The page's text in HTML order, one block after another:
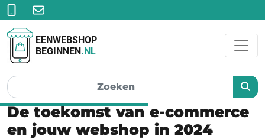
EENWEBSHOP
BEGINNEN.NL
De toekomst van e-commerce
en jouw webshop in 2024